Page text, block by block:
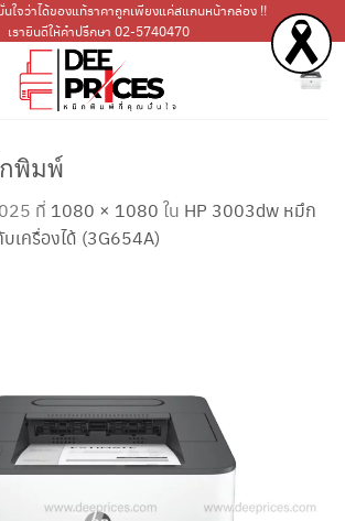
ใจว่าได้ของแท้ราคาถูกเพียงแค่สแกนหน้ากล่อง !!
เรายินดีให้คำปรึกษา 02-5740470
พิมพ์
ที่ 1080 × 1080 ใน HP 3003dw หมึก
เครื่องได้ (3G654A)